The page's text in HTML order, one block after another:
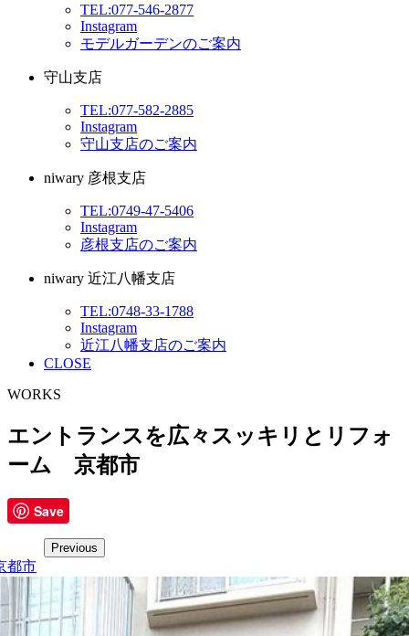
TEL:077-546-2877
Instagram
モデルガーデンのご案内
守山支店
TEL:077-582-2885
Instagram
守山支店のご案内
niwary 彦根支店
TEL:0749-47-5406
Instagram
彦根支店のご案内
niwary 近江八幡支店
TEL:0748-33-1788
Instagram
近江八幡支店のご案内
CLOSE
WORKS
エントランスを広々スッキリとリフォ
ーム 京都市
Save
Previous